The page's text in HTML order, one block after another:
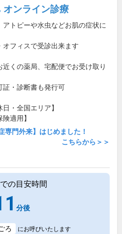
オンライン診療
アトピーや水虫などお肌の症状に
オフィスで受診出来ます
近くの薬局、宅配便でお受け取り
証・診断書も発行可
日・全国エリア】
険適用】
専門外来】はじめました！
こちらから＞＞
の目安時間
分後
ろ にお呼びいたします